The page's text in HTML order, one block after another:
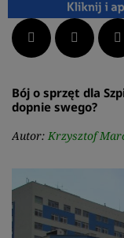
Facebook Twitter
Bój o sprzęt dla
dopnie swego?
Autor: Krzysztof